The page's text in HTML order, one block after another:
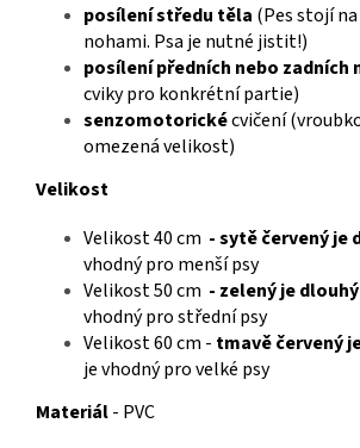
posílení středu těla (Pes stojí
nohami. Psa je nutné jistit!)
posílení předních nebo zadních
cviky pro konkrétní partie)
senzomotorickécvičení
omezená velikost)
Velikost
Velikost 40 cm - sytě červený je
vhodný pro menší psy
Velikost 50 cm - zelený je dlouhý
vhodný pro střední psy
Velikost 60 cm - tmavě červený
je vhodný pro velké psy
Materiál- PVC